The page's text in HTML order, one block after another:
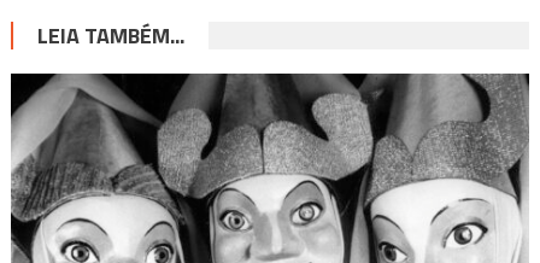
LEIA TAMBÉM...